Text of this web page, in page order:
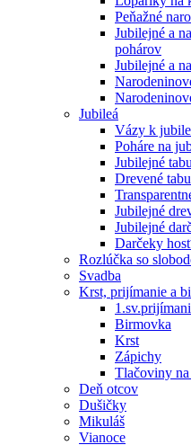
Peňažné
Jubilejné a
pohárov
Jubilejné a
Jubileá
Vázy k
Poháre na
Jubilejné
Drevené
Jubilejné
Jubilejné
Darčeky
Rozlúčka so
Svadba
Krst, prijímanie a
Birmovka
Krst
Zápichy
Tlačoviny
Deň otcov
Dušičky
Mikuláš
Vianoce